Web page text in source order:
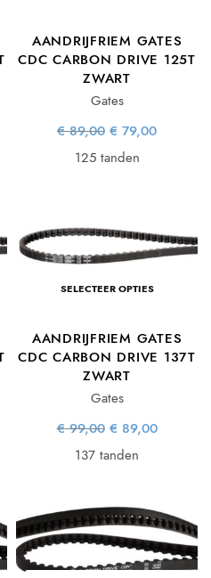
AANDRIJFRIEM GATES
CDC CARBON DRIVE 125T
ZWART
Gates
€89,00 Oorspronkelijke
prijs was:
€ 89,00.
€ 79,00
125 tanden
SELECTEER OPTIES
AANDRIJFRIEM GATES
CDC CARBON DRIVE 137T
ZWART
Gates
€99,00 Oorspronkelijke
prijs was:
€ 99,00.
€ 89,00
137 tanden